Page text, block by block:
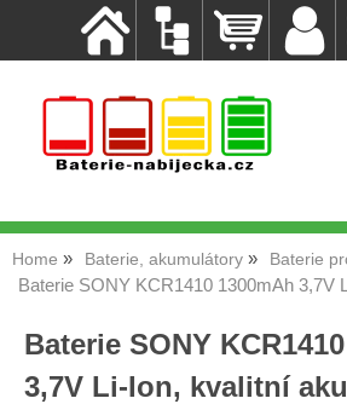
Home Baterie, akumulátory Baterie
Baterie SONY KCR1410 1300mAh 3,7V
Baterie SONY
3,7V Li-Ion, kvalitní